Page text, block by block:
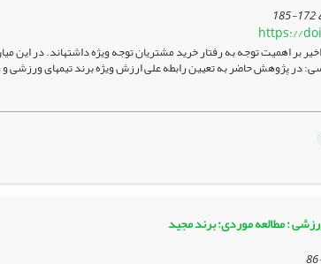
172-185
https://
اهمیت توجه به رفتار خرید مشتریان توجه ویژه داشته­اند. در این
پژوهش حاضر به تعیین رابطه علی ارزش ویژه برند تیم­های ورزشی و
: مطالعه موردی: برند مجید